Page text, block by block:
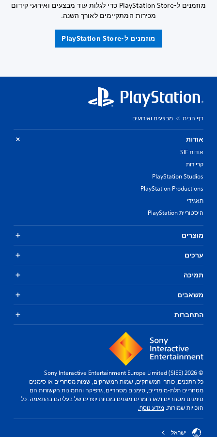
מוזמנים ל-PlayStation Store כדי לגלות עוד מבצעים ואירועי קידום
מכירות המתקיימים לאורך השנה.
מוזמנים ל-PlayStation Store
דף הבית מבצעים ואירועים
אודות
אודות SIE
קריירות
PlayStation Studios
PlayStation Productions
תאגידי
היסטוריית PlayStation
מוצרים
ערכים
תמיכה
משאבים
התחברות
© 2026 Sony Interactive Entertainment Europe Limited (SIEE)
כל התכנים, כותרי המשחקים, שמות המשחקים, שמות מסחריים או סימנים
מסחריים תלת-מימדיים, סימנים מסחריים, גרפיקה והתמונות הקשורות הם
סימנים מסחריים ו/או חומרים מוגנים בזכויות יוצרים של בעליהם בהתאמה. כל
הזכויות שמורות. מידע נוסף.
ישראל